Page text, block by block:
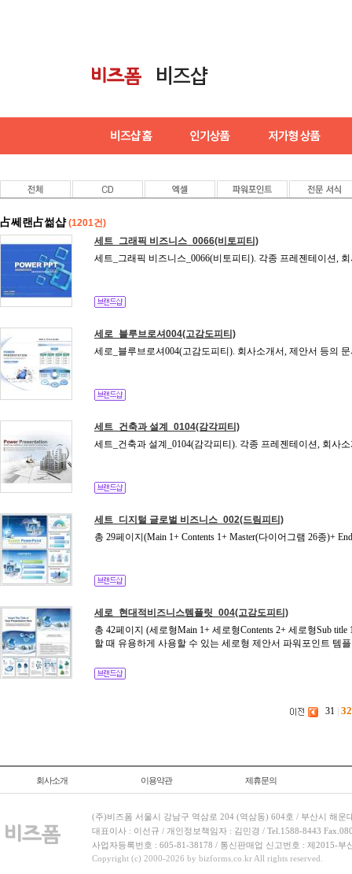
占쎄랜占썲샵 (1201건)
세트_그래픽 비즈니스_0066(비토피티)
세트_그래픽 비즈니스_0066(비토피티). 각종 프레젠테이션,
세로_블루브로셔004(고감도피티)
세로_블루브로셔004(고감도피티). 회사소개서, 제안서 등의
세트_건축과 설계_0104(감각피티)
세트_건축과 설계_0104(감각피티). 각종 프레젠테이션, 회사
세트_디지털 글로벌 비즈니스_002(드림피티)
총 29페이지(Main 1+ Contents 1+ Master(다이어그램 26종)+
세로_현대적비즈니스템플릿_004(고감도피티)
총 42페이지 (세로형Main 1+ 세로형Contents 2+ 세로형Sub
할 때 유용하게 사용할 수 있는 세로형 제안서 파워포인트 템
31 32
회사소개 이용약관 제휴문의
(주)비즈폼 서울시 강남구 역삼로 204 (역삼동) 604호 / 부산시 해운
대표이사 : 이선규 / 개인정보책임자 : 김민경 / Tel.1588-8443
사업자등록번호 : 605-81-38178 / 통신판매업 신고번호 : 제2015-부
Copyright (c) 2000-2026 by bizforms.co.kr All rights reserved.